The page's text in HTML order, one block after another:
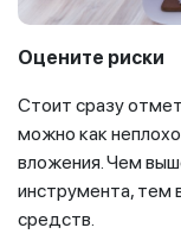
Оцените риски
Стоит сразу
можно как
вложения. Чем
инструмента, тем
средств.